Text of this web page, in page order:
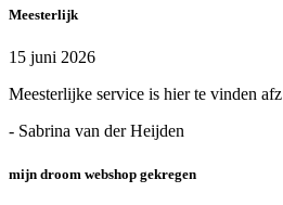
Meesterlijk
15 juni 2026
Meesterlijke service is hier te vinden
- Sabrina van der Heijden
mijn droom webshop gekregen